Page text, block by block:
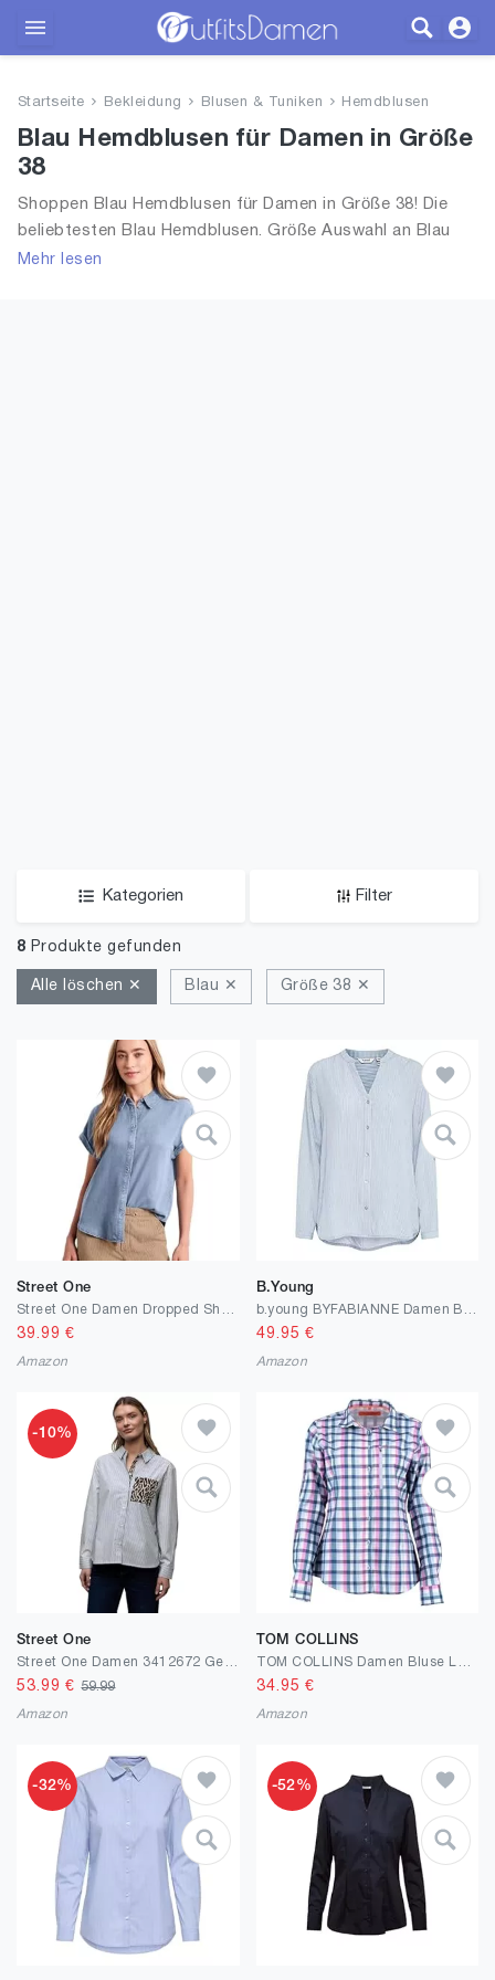
Bekleidung
Schuhe
Startseite Bekleidung Blusen & Tuniken Hemdblusen
Blau Hemdblusen für Damen in Größe
38
Shoppen Blau Hemdblusen für Damen in Größe 38! Die
beliebtesten Blau Hemdblusen. Größe Auswahl an Blau
Hemdblusen in Größe 38 und alle Trends aus 2026 für
Mehr lesen
Kategorien Filter
8 Produkte gefunden
Alle löschen ✕ Blau ✕ Größe 38 ✕
Street One
39.99 €
Amazon
B.young
49.95 €
Amazon
-10%
Street One
53.99 €59.99
Amazon
TOM COLLINS
34.95 €
Amazon
-32% -52%